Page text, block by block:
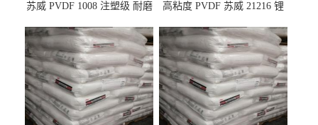
苏威 PVDF 1008 注塑级 耐磨
龙
高粘度 PVDF 苏威 21216 锂